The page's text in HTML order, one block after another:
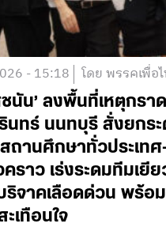
- 15:18 โดย พรรคเพื่อ
นัน’ ลงพื้นที่เหตุกรา
นทร์ นนทบุรี สั่งยกร
ถานศึกษาทั่วประเท
ราว เร่งระดมทีมเยีย
ริจาคเลือดด่วน พร้อ
เทือนใจ